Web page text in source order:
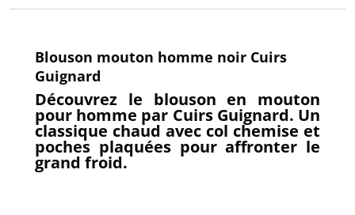
Blouson mouton homme noir Cuirs
Guignard
Découvrez le blouson en mouton
pour homme par Cuirs Guignard. Un
classique chaud avec col chemise et
poches plaquées pour affronter le
grand froid.